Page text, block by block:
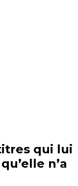
qui lui
n’a